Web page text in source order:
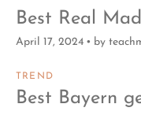
Best Real
April 17, 2024 by
TREND
Best Bayern